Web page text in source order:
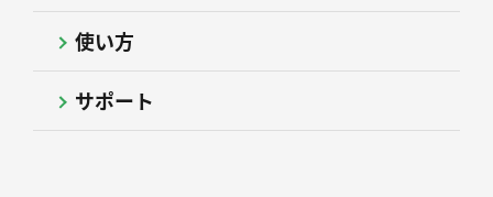
使い方
サポート